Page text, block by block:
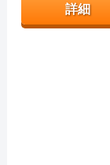
詳細